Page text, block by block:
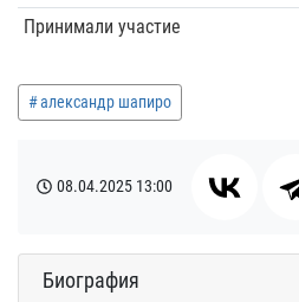
Принимали участие
александр шапиро
08.04.2025 13:00
Биография